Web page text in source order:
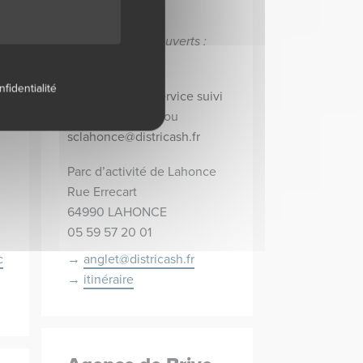
Départements couverts :
Service suivi
ou
sclahonce@districash.fr
Parc d’activité de Lahonce
Rue Errecart
64990 LAHONCE
05 59 57 20 01
anglet@districash.fr
itinéraire